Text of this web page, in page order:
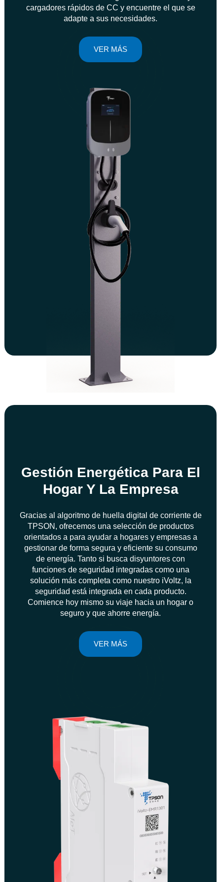
cargadores rápidos de CC y encuentre el que se
adapte a sus necesidades.
VER MÁS
Gestión Energética Para El
Hogar Y La Empresa
Gracias al algoritmo de huella digital de corriente de
TPSON, ofrecemos una selección de productos
orientados a para ayudar a hogares y empresas a
gestionar de forma segura y eficiente su consumo
de energía. Tanto si busca disyuntores con
funciones de seguridad integradas como una
solución más completa como nuestro iVoltz, la
seguridad está integrada en cada producto.
Comience hoy mismo su viaje hacia un hogar o
seguro y que ahorre energía.
VER MÁS